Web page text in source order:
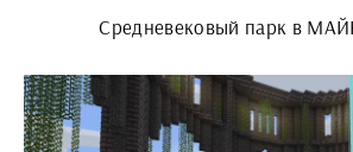
Средневековый парк в